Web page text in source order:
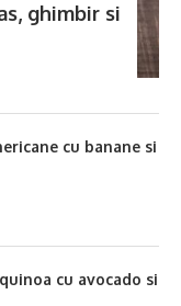
ghimbir si
cu banane si
cu avocado si